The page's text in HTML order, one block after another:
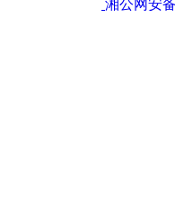
湘公网安